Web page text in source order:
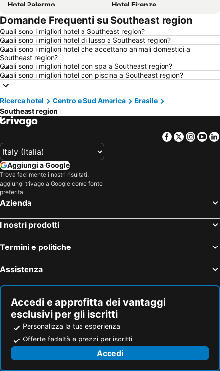
Hotel Palermo
Hotel Firenze
Hotel Sharm el-Sheikh
Hotel Caorle
Hotel Milano
Hotel Bellaria-Igea Marina
Hotel Milano Marittima
Hotel Venezia
Hotel New York
Hotel Alghero
Hotel Vienna
Hotel Puglia
Hotel Isola d'Elba
Hotel Lago di Garda
Hotel Riviera Romagnola
Hotel Abruzzo
Hotel Valle d'Aosta
Hotel Salento
Hotel Malta
Hotel Minorca
Hotel Mallorca
Hotel Val Di Fassa
Domande Frequenti su Southeast region
Quali sono i migliori hotel a Southeast region?
Quali sono i migliori hotel di lusso a Southeast region?
Quali sono i migliori hotel che accettano animali domestici a
Southeast region?
Quali sono i migliori hotel con spa a Southeast region?
Quali sono i migliori hotel con piscina a Southeast region?
Ricerca hotel Centro e Sud America
Brasile
Southeast region
Facebook
Twitter
Aggiungi a Google
Trova facilmente i nostri risultati:
aggiungi trivago a Google come fonte
preferita.
Azienda
I nostri prodotti
Termini e politiche
Assistenza
Accedi e approfitta dei vantaggi
esclusivi per gli iscritti
Personalizza la tua esperienza
Offerte fedeltà e prezzi per iscritti
Accedi